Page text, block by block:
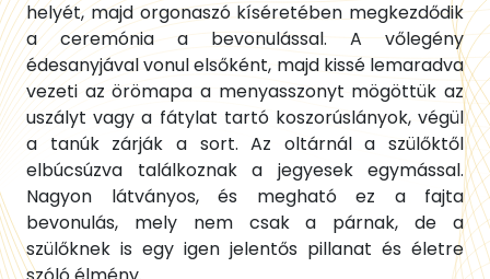
helyét, majd orgonaszó kíséretében megkezdődik
a ceremónia a bevonulással. A vőlegény
édesanyjával vonul elsőként, majd kissé lemaradva
vezeti az örömapa a menyasszonyt mögöttük az
uszályt vagy a fátylat tartó koszorúslányok, végül
a tanúk zárják a sort. Az oltárnál a szülőktől
elbúcsúzva találkoznak a jegyesek egymással.
Nagyon látványos, és megható ez a fajta
bevonulás, mely nem csak a párnak, de a
szülőknek is egy igen jelentős pillanat és életre